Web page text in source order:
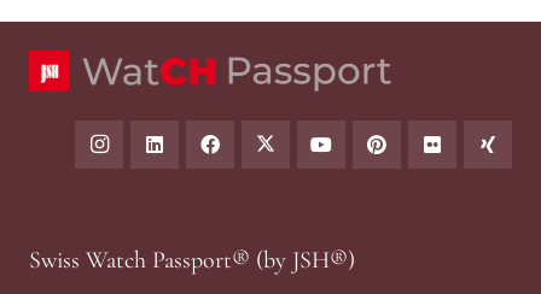
Swiss Watch Passport® (by JSH®)